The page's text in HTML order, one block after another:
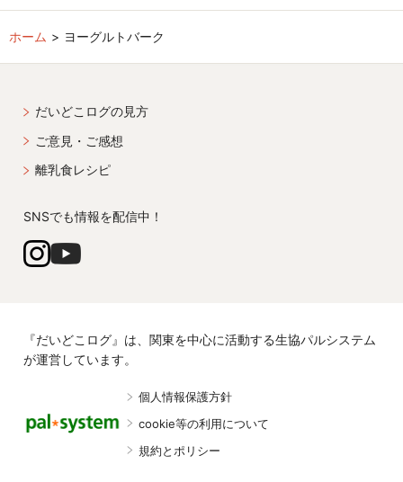
ホーム ヨーグルトバーク
だいどこログの見方
ご意見・ご感想
離乳食レシピ
SNSでも情報を配信中！
『だいどこログ』は、関東を中心に活動する生協パルシステム
が運営しています。
個人情報保護方針
cookie等の利用について
規約とポリシー